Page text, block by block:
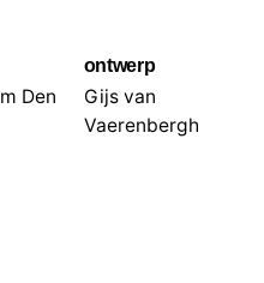
Den
ontwerp
Gijs van
Vaerenbergh